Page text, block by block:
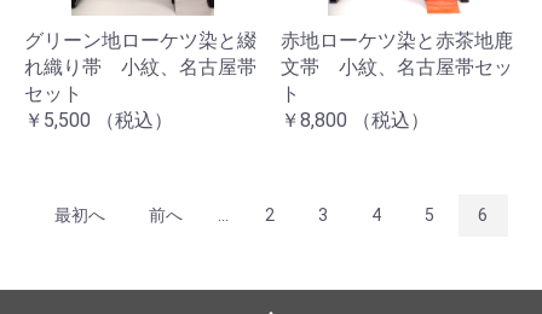
グリーン地ローケツ染と綴
れ織り帯 小紋、名古屋帯
セット
￥5,500
（税込）
赤地ローケツ染と赤茶地鹿
文帯 小紋、名古屋帯セッ
ト
￥8,800
（税込）
最初へ 前へ ... 2 3 4 5 6